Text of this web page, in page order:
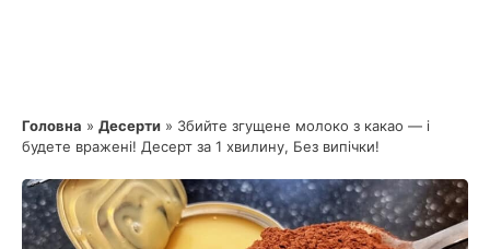
Головна » Десерти » Збийте згущене молоко з какао — і
будете вражені! Десерт за 1 хвилину, Без випічки!